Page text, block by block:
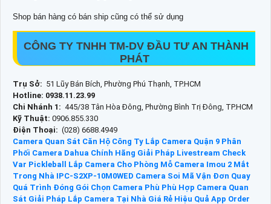
Shop bán hàng có bán ship cũng có thể sử dụng
CÔNG TY TNHH TM-DV ĐẦU TƯ AN THÀNH
PHÁT
Trụ Sở: 51 Lũy Bán Bích, Phường Phú Thạnh, TP.HCM
Hotline: 0938.11.23.99
Chi Nhánh 1: 445/38 Tân Hòa Đông, Phường Bình Trị Đông, TP.HCM
Kỹ Thuật: 0906.855.330
Điện Thoại: (028) 6688.4949
Camera Quan Sát Căn Hộ Công Ty Lắp Camera Quận 9 Phân
Phối Camera Dahua Chính Hãng Giải Pháp Livestream Check
Var Pickleball
Lắp Camera Cho Phòng Mỗ Camera Imou 2 Mắt
Trong Nhà IPC-S2XP-10M0WED Camera Soi Mã Vận Đơn Quay
Quá Trình Đóng Gói Chọn Camera Phù Phù Hợp Camera Quan
Sát Giải Pháp Lắp Camera Tại Nhà Giá Rẻ Hiệu Quả App Order